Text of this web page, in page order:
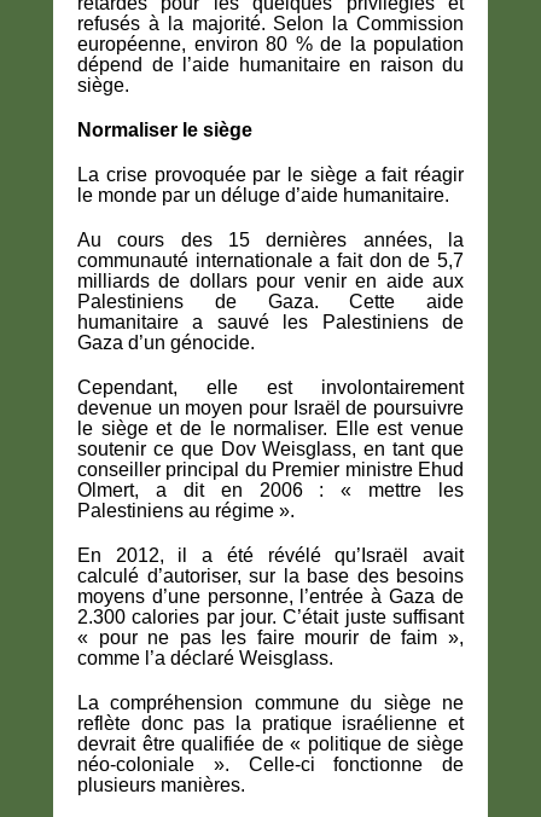
refusés à la majorité. Selon la Commission
européenne, environ 80 % de la population
dépend de l’aide humanitaire en raison du
siège.
Normaliser le siège
La crise provoquée par le siège a fait réagir
le monde par un déluge d’aide humanitaire.
Au cours des 15 dernières années, la
communauté internationale a fait don de 5,7
milliards de dollars pour venir en aide aux
Palestiniens de Gaza. Cette aide
humanitaire a sauvé les Palestiniens de
Gaza d’un génocide.
Cependant, elle est involontairement
devenue un moyen pour Israël de poursuivre
le siège et de le normaliser. Elle est venue
soutenir ce que Dov Weisglass, en tant que
conseiller principal du Premier ministre Ehud
Olmert, a dit en 2006 : « mettre les
Palestiniens au régime ».
En 2012, il a été révélé qu’Israël avait
calculé d’autoriser, sur la base des besoins
moyens d’une personne, l’entrée à Gaza de
2.300 calories par jour. C’était juste suffisant
« pour ne pas les faire mourir de faim »,
comme l’a déclaré Weisglass.
La compréhension commune du siège ne
reflète donc pas la pratique israélienne et
devrait être qualifiée de « politique de siège
néo-coloniale ». Celle-ci fonctionne de
plusieurs manières.